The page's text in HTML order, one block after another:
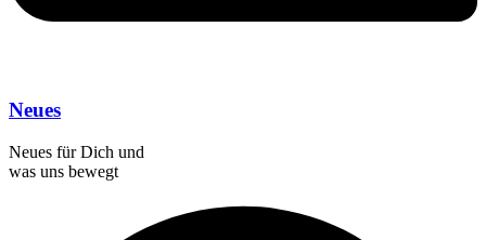
Neues
Neues für Dich und
was uns bewegt